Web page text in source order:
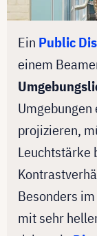
Ein Public
einem
projizieren,
Leuchtstärke
Besonders im
mit sehr